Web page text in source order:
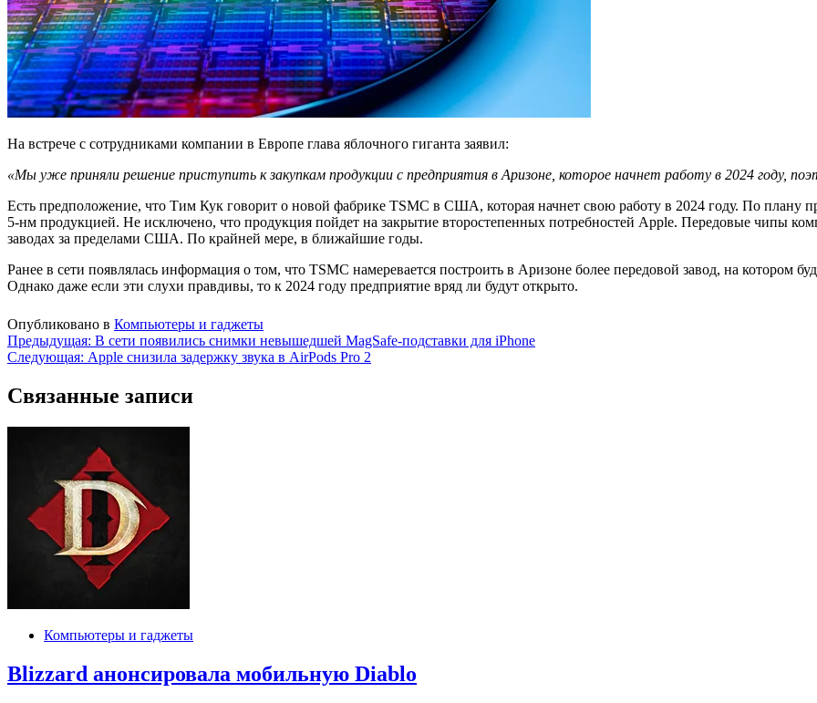
На встрече с сотрудниками компании в Европе глава яблочного гиганта заявил:
«Мы уже приняли решение приступить к закупкам продукции с предприятия в Аризоне, которое начнет работу в 2024 году,
Есть предположение, что Тим Кук говорит о новой фабрике TSMC в США, которая начнет свою работу в 2024 году. По плану
5-нм продукцией. Не исключено, что продукция пойдет на закрытие второстепенных потребностей Apple. Передовые чипы
заводах за пределами США. По крайней мере, в ближайшие годы.
Ранее в сети появлялась информация о том, что TSMC намеревается построить в Аризоне более передовой завод, на котором
Однако даже если эти слухи правдивы, то к 2024 году предприятие вряд ли будут открыто.
Опубликовано в Компьютеры и гаджеты
Навигация
по
записям
Предыдущая: В сети появились снимки невышедшей MagSafe-подставки для iPhone
Следующая: Apple снизила задержку звука в AirPods Pro 2
Связанные записи
Компьютеры и гаджеты
Blizzard анонсировала мобильную Diablo